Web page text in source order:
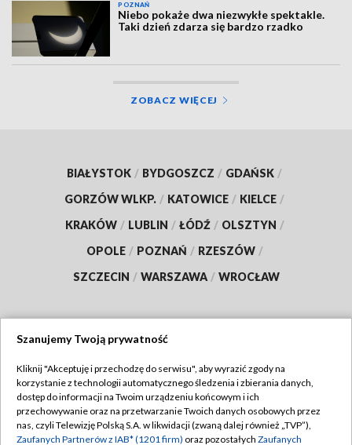
POZNAŃ
Niebo pokaże dwa niezwykłe spektakle.
Taki dzień zdarza się bardzo rzadko
ZOBACZ WIĘCEJ
BIAŁYSTOK / BYDGOSZCZ / GDAŃSK /
GORZÓW WLKP. / KATOWICE / KIELCE /
KRAKÓW / LUBLIN / ŁÓDŹ / OLSZTYN /
OPOLE / POZNAŃ / RZESZÓW /
SZCZECIN / WARSZAWA / WROCŁAW
TVP
Abonament TVP
Emisja w TVP
Regulamin TVP
Polityka prywatności
Szanujemy Twoją prywatność
Kliknij "Akceptuję i przechodzę do serwisu", aby wyrazić zgody na
korzystanie z technologii automatycznego śledzenia i zbierania danych,
dostęp do informacji na Twoim urządzeniu końcowym i ich
przechowywanie oraz na przetwarzanie Twoich danych osobowych przez
nas, czyli Telewizję Polską S.A. w likwidacji (zwaną dalej również „TVP”),
Zaufanych Partnerów z IAB* (1201 firm) oraz pozostałych Zaufanych